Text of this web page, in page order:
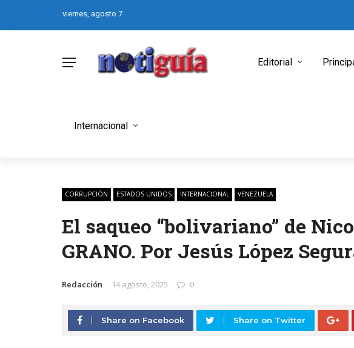
viernes, agosto 7
Editorial
Internacional
CORRUPCIÓN ESTADOS UNIDOS INTERNACIONAL VENEZUELA
El saqueo “bolivariano” de
GRANO. Por Jesús López
Redacción 14 agosto, 2025 0
Share on Facebook Share on Twitter